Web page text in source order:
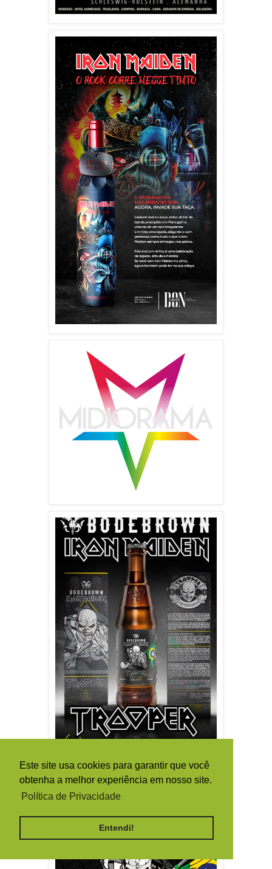
Este site usa cookies para garantir que você
obtenha a melhor experiência em nosso site.
Política de Privacidade
Entendi!